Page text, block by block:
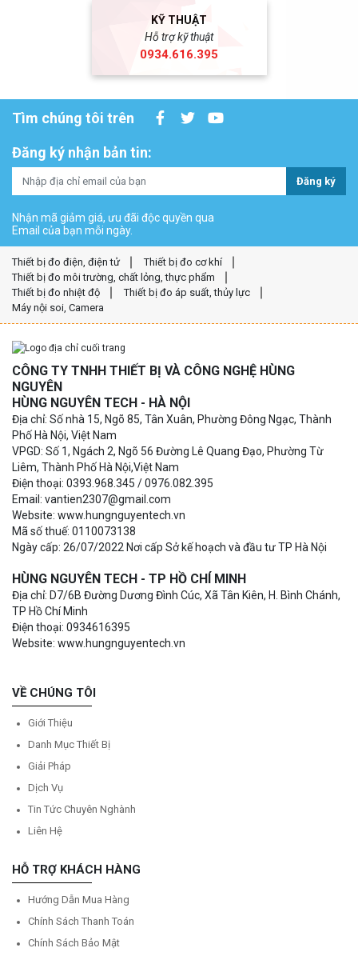
KỸ THUẬT
Hỗ trợ kỹ thuật
0934.616.395
Tìm chúng tôi trên
Đăng ký nhận bản tin:
Đăng ký
Nhận mã giảm giá, ưu đãi độc quyền qua
Email của bạn mỗi ngày.
Thiết bị đo điện, điện tử
Thiết bị đo cơ khí
Thiết bị đo môi trường, chất lỏng, thực phẩm
Thiết bị đo nhiệt độ
Thiết bị đo áp suất, thủy lực
Máy nội soi, Camera
CÔNG TY TNHH THIẾT BỊ VÀ CÔNG NGHỆ HÙNG
NGUYÊN
HÙNG NGUYÊN TECH - HÀ NỘI
Địa chỉ: Số nhà 15, Ngõ 85, Tân Xuân, Phường Đông Ngạc, Thành
Phố Hà Nội, Việt Nam
VPGD: Số 1, Ngách 2, Ngõ 56 Đường Lê Quang Đạo, Phường Từ
Liêm, Thành Phố Hà Nội,Việt Nam
Điện thoại: 0393.968.345 / 0976.082.395
Email: vantien2307@gmail.com
Website: www.hungnguyentech.vn
Mã số thuế: 0110073138
Ngày cấp: 26/07/2022 Nơi cấp Sở kế hoạch và đầu tư TP Hà Nội
HÙNG NGUYÊN TECH - TP HỒ CHÍ MINH
Địa chỉ: D7/6B Đường Dương Đình Cúc, Xã Tân Kiên, H. Bình Chánh,
TP Hồ Chí Minh
Điện thoại: 0934616395
Website: www.hungnguyentech.vn
VỀ CHÚNG TÔI
Giới Thiệu
Danh Mục Thiết Bị
Giải Pháp
Dịch Vụ
Tin Tức Chuyên Nghành
Liên Hệ
HỖ TRỢ KHÁCH HÀNG
Hướng Dẫn Mua Hàng
Chính Sách Thanh Toán
Chính Sách Bảo Mật